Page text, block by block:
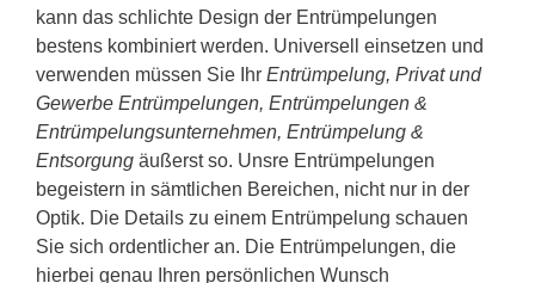
kann das schlichte Design der Entrümpelungen
bestens kombiniert werden. Universell einsetzen und
verwenden müssen Sie Ihr Entrümpelung, Privat und
Gewerbe Entrümpelungen, Entrümpelungen &
Entrümpelungsunternehmen, Entrümpelung &
Entsorgung äußerst so. Unsre Entrümpelungen
begeistern in sämtlichen Bereichen, nicht nur in der
Optik. Die Details zu einem Entrümpelung schauen
Sie sich ordentlicher an. Die Entrümpelungen, die
hierbei genau Ihren persönlichen Wunsch